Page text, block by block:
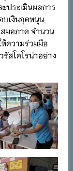
ประเมินผลการ
เงินอุดหนุน
มอภาค จำนวน
ความร่วมมือ
สโคโรน่าอย่าง